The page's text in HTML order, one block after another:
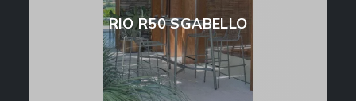
RIO R50 SGABELLO